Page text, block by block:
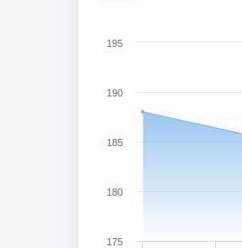
175
180
185
190
195